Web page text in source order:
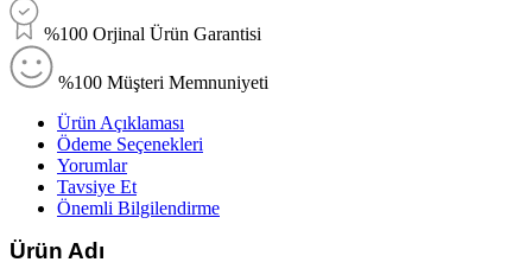
%100 Orjinal Ürün Garantisi
%100 Müşteri Memnuniyeti
Ürün Açıklaması
Ödeme Seçenekleri
Yorumlar
Tavsiye Et
Önemli Bilgilendirme
Ürün Adı